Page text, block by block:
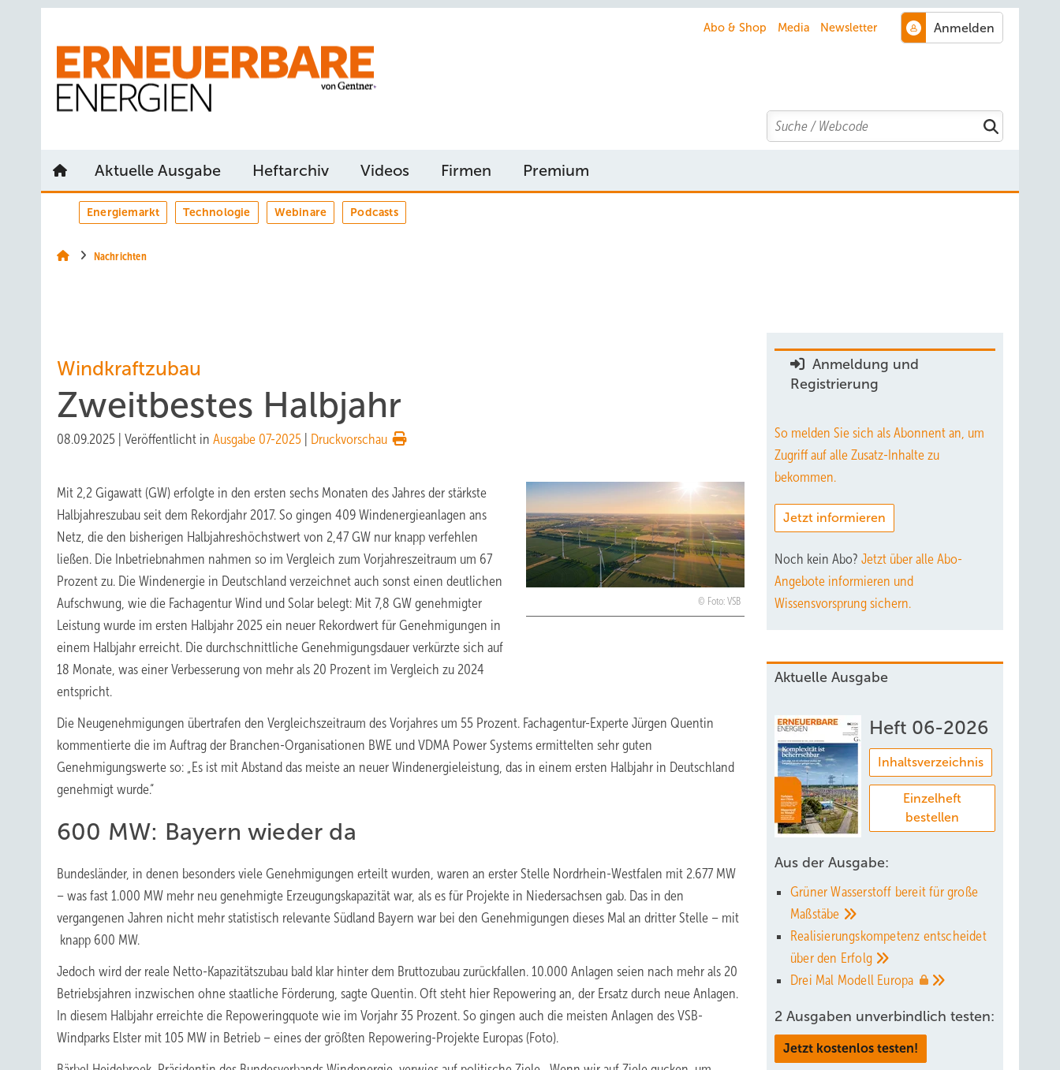
Abo & Shop Media Newsletter
Search
Aktuelle Ausgabe Heftarchiv Videos Firmen Premium
Energiemarkt Technologie Webinare Podcasts
Nachrichten
Windkraftzubau
Zweitbestes Halbjahr
08.09.2025 Veröffentlicht in Ausgabe 07-2025 Druckvorschau
Foto: VSB
Mit 2,2 Gigawatt (GW) erfolgte in den ersten sechs Monaten des Jahres der stärkste
Halbjahreszubau seit dem Rekordjahr 2017. So gingen 409 Windenergieanlagen ans
Netz, die den bisherigen Halbjahreshöchstwert von 2,47 GW nur knapp verfehlen
ließen. Die Inbetriebnahmen nahmen so im Vergleich zum Vorjahreszeitraum um 67
Prozent zu. Die Windenergie in Deutschland verzeichnet auch sonst einen deutlichen
Aufschwung, wie die Fachagentur Wind und Solar belegt: Mit 7,8 GW genehmigter
Leistung wurde im ersten Halbjahr 2025 ein neuer Rekordwert für Genehmigungen in
einem Halbjahr erreicht. Die durchschnittliche Genehmigungsdauer verkürzte sich auf
18 Monate, was einer Verbesserung von mehr als 20 Prozent im Vergleich zu 2024
entspricht.
Die Neugenehmigungen übertrafen den Vergleichszeitraum des Vorjahres um 55 Prozent. Fachagentur-Experte Jürgen Quentin
kommentierte die im Auftrag der Branchen-Organisationen BWE und VDMA Power Systems ermittelten sehr guten
Genehmigungswerte so: „Es ist mit Abstand das meiste an neuer Windenergieleistung, das in einem ersten Halbjahr in Deutschland
genehmigt wurde.“
600 MW: Bayern wieder da
Bundesländer, in denen besonders viele Genehmigungen erteilt wurden, waren an erster Stelle Nordrhein-Westfalen mit 2.677 MW
– was fast 1.000 MW mehr neu genehmigte Erzeugungskapazität war, als es für Projekte in Niedersachsen gab. Das in den
vergangenen Jahren nicht mehr statistisch relevante Südland Bayern war bei den Genehmigungen dieses Mal an dritter Stelle – mit
knapp 600 MW.
Jedoch wird der reale Netto-Kapazitätszubau bald klar hinter dem Bruttozubau zurückfallen. 10.000 Anlagen seien nach mehr als 20
Betriebsjahren inzwischen ohne staatliche Förderung, sagte Quentin. Oft steht hier Repowering an, der Ersatz durch neue Anlagen.
In diesem Halbjahr erreichte die Repoweringquote wie im Vorjahr 35 Prozent. So gingen auch die meisten Anlagen des VSB-
Windparks Elster mit 105 MW in Betrieb – eines der größten Repowering-Projekte Europas (Foto).
Anmeldung und
Registrierung
So melden Sie sich als Abonnent an, um
Zugriff auf alle Zusatz-Inhalte zu
bekommen.
Jetzt informieren
Noch kein Abo? Jetzt über alle Abo-
Angebote informieren und
Wissensvorsprung sichern.
Aktuelle Ausgabe
Heft 06-2026
Inhaltsverzeichnis
Einzelheft
bestellen
Aus der Ausgabe:
Grüner Wasserstoff bereit für große
Maßstäbe
Realisierungskompetenz entscheidet
über den Erfolg
Drei Mal Modell Europa
2 Ausgaben unverbindlich testen:
Jetzt kostenlos testen!